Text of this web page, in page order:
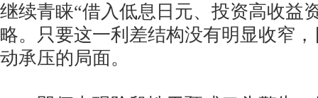
继续青睐“借入低息日元、投资高收益
略。只要这一利差结构没有明显收窄
动承压的局面。